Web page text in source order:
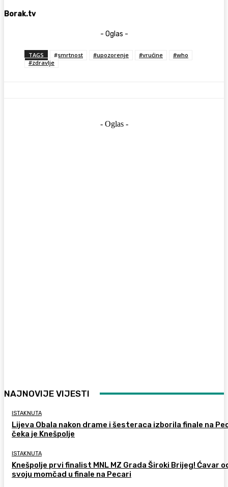
Borak.tv
- Oglas -
TAGS #smrtnost #upozorenje #vrućine
#who
#zdravlje
- Oglas -
NAJNOVIJE VIJESTI
ISTAKNUTA
Lijeva Obala nakon drame i šesteraca izborila finale na
čeka je Knešpolje
ISTAKNUTA
Knešpolje prvi finalist MNL MZ Grada Široki Brijeg! Ćavar
svoju momčad u finale na Pecari